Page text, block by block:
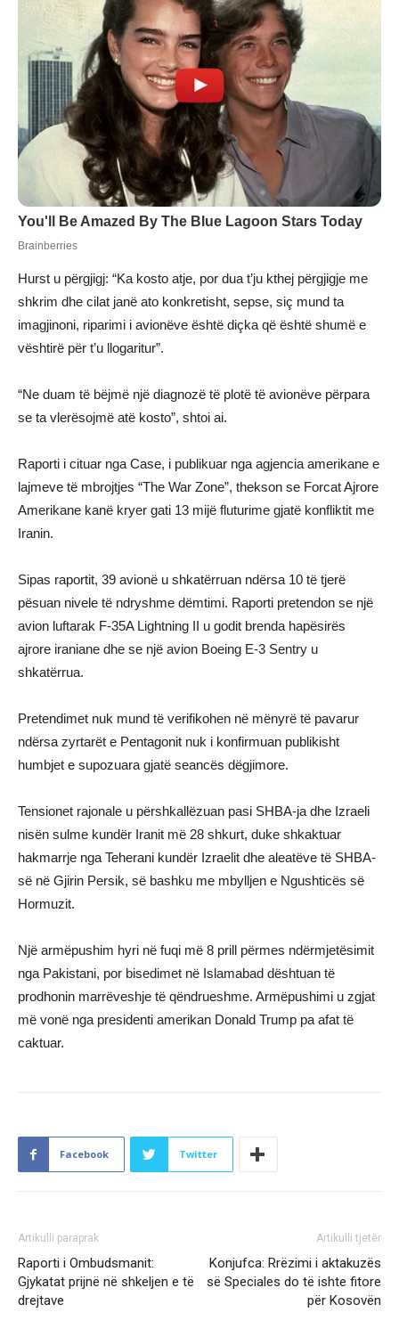
Hurst u përgjigj: “Ka kosto atje, por dua t’ju kthej përgjigje me
shkrim dhe cilat janë ato konkretisht, sepse, siç mund ta
imagjinoni, riparimi i avionëve është diçka që është shumë e
vështirë për t’u llogaritur”.
“Ne duam të bëjmë një diagnozë të plotë të avionëve përpara
se ta vlerësojmë atë kosto”, shtoi ai.
Raporti i cituar nga Case, i publikuar nga agjencia amerikane e
lajmeve të mbrojtjes “The War Zone”, thekson se Forcat Ajrore
Amerikane kanë kryer gati 13 mijë fluturime gjatë konfliktit me
Iranin.
Sipas raportit, 39 avionë u shkatërruan ndërsa 10 të tjerë
pësuan nivele të ndryshme dëmtimi. Raporti pretendon se një
avion luftarak F-35A Lightning II u godit brenda hapësirës
ajrore iraniane dhe se një avion Boeing E-3 Sentry u
shkatërrua.
Pretendimet nuk mund të verifikohen në mënyrë të pavarur
ndërsa zyrtarët e Pentagonit nuk i konfirmuan publikisht
humbjet e supozuara gjatë seancës dëgjimore.
Tensionet rajonale u përshkallëzuan pasi SHBA-ja dhe Izraeli
nisën sulme kundër Iranit më 28 shkurt, duke shkaktuar
hakmarrje nga Teherani kundër Izraelit dhe aleatëve të SHBA-
së në Gjirin Persik, së bashku me mbylljen e Ngushticës së
Hormuzit.
Një armëpushim hyri në fuqi më 8 prill përmes ndërmjetësimit
nga Pakistani, por bisedimet në Islamabad dështuan të
prodhonin marrëveshje të qëndrueshme. Armëpushimi u zgjat
më vonë nga presidenti amerikan Donald Trump pa afat të
caktuar.
Facebook Twitter
Artikulli paraprak
Raporti i Ombudsmanit:
Gjykatat prijnë në shkeljen e të
drejtave
Artikulli tjetër
Konjufca: Rrëzimi i aktakuzës
së Speciales do të ishte fitore
për Kosovën